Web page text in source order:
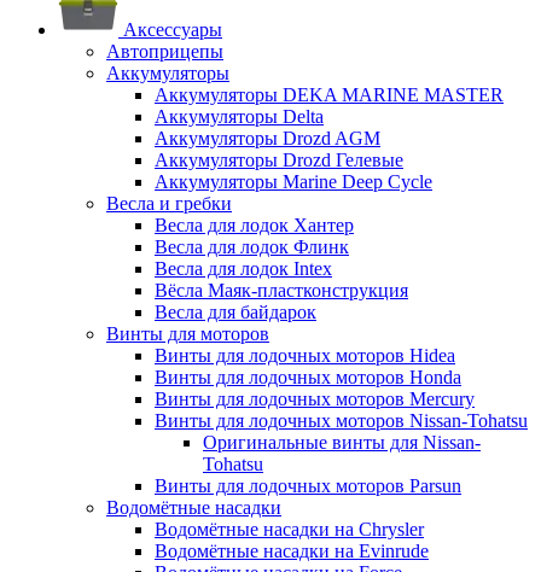
Аксессуары
Автоприцепы
Аккумуляторы
Аккумуляторы DEKA MARINE MASTER
Аккумуляторы Delta
Аккумуляторы Drozd AGM
Аккумуляторы Drozd Гелевые
Аккумуляторы Marine Deep Cycle
Весла и гребки
Весла для лодок Хантер
Весла для лодок Флинк
Весла для лодок Intex
Вёсла Маяк-пластконструкция
Весла для байдарок
Винты для моторов
Винты для лодочных моторов Hidea
Винты для лодочных моторов Honda
Винты для лодочных моторов Mercury
Винты для лодочных моторов Nissan-Tohatsu
Оригинальные винты для Nissan-
Tohatsu
Винты для лодочных моторов Parsun
Водомётные насадки
Водомётные насадки на Chrysler
Водомётные насадки на Evinrude